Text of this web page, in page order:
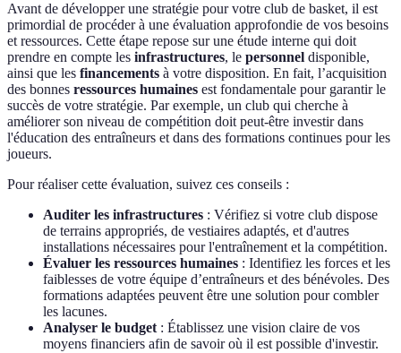
Avant de développer une stratégie pour votre club de basket, il est
primordial de procéder à une évaluation approfondie de vos besoins
et ressources. Cette étape repose sur une étude interne qui doit
prendre en compte les infrastructures, le personnel disponible,
ainsi que les financements à votre disposition. En fait, l’acquisition
des bonnes ressources humaines est fondamentale pour garantir le
succès de votre stratégie. Par exemple, un club qui cherche à
améliorer son niveau de compétition doit peut-être investir dans
l'éducation des entraîneurs et dans des formations continues pour les
joueurs.
Pour réaliser cette évaluation, suivez ces conseils :
Auditer les infrastructures : Vérifiez si votre club dispose
de terrains appropriés, de vestiaires adaptés, et d'autres
installations nécessaires pour l'entraînement et la compétition.
Évaluer les ressources humaines : Identifiez les forces et les
faiblesses de votre équipe d’entraîneurs et des bénévoles. Des
formations adaptées peuvent être une solution pour combler
les lacunes.
Analyser le budget : Établissez une vision claire de vos
moyens financiers afin de savoir où il est possible d'investir.